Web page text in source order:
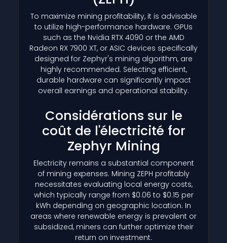
To maximize mining profitability, it is advisable
to utilize high-performance hardware. GPUs
such as the Nvidia RTX 4090 or the AMD
Radeon RX 7900 XT, or ASIC devices specifically
designed for Zephyr's mining algorithm, are
highly recommended. Selecting efficient,
durable hardware can significantly impact
overall earnings and operational stability.
Considérations sur le
coût de l'électricité for
Zephyr Mining
Electricity remains a substantial component
of mining expenses. Mining ZEPH profitably
necessitates evaluating local energy costs,
which typically range from $0.06 to $0.15 per
kWh depending on geographic location. In
areas where renewable energy is prevalent or
subsidized, miners can further optimize their
return on investment.